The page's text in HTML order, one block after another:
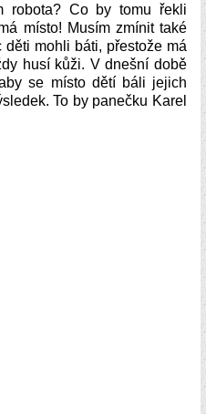
robota? Co by tomu řekli
místo! Musím zmínit také
mohli báti, přestože má
husí kůži. V dnešní době
se místo dětí báli jejich
To by panečku Karel